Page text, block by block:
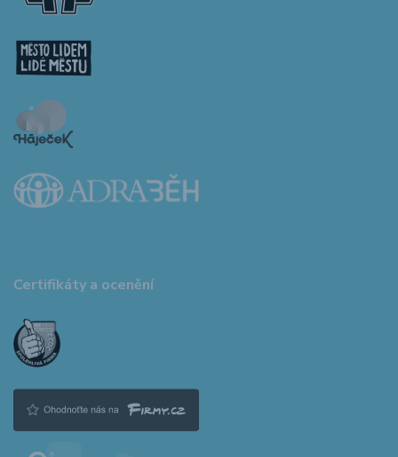
Certifikáty a ocenění